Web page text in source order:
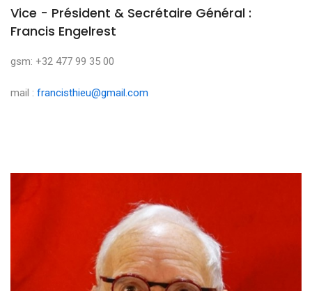
Vice - Président & Secrétaire Général :
Francis Engelrest
gsm: +32 477 99 35 00
mail : francisthieu@gmail.com